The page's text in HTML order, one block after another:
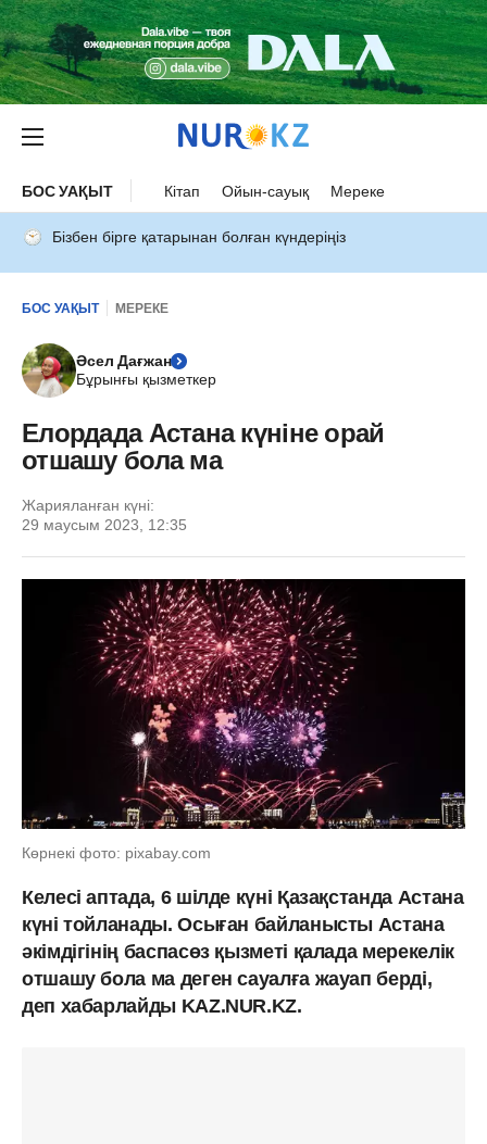
БОС УАҚЫТ Кітап Ойын-сауық Мереке
Бізбен бірге қатарынан болған күндеріңіз
БОС УАҚЫТ МЕРЕКЕ
Әсел Дағжан
Бұрынғы қызметкер
Елордада Астана күніне орай
отшашу бола ма
Жарияланған күні:
29 маусым 2023, 12:35
Көрнекі фото: pixabay.com
Келесі аптада, 6 шілде күні Қазақстанда Астана
күні тойланады. Осыған байланысты Астана
әкімдігінің баспасөз қызметі қалада мерекелік
отшашу бола ма деген сауалға жауап берді,
деп хабарлайды KAZ.NUR.KZ.